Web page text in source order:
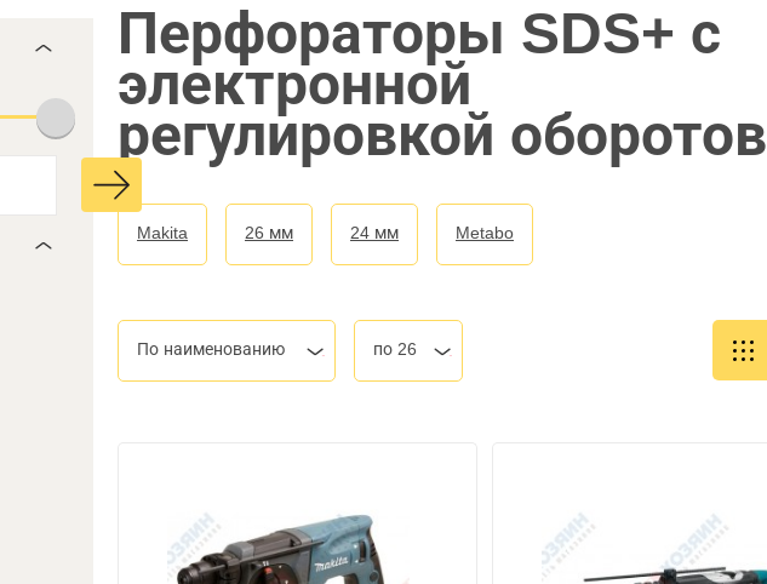
Перфораторы SDS+ с
электронной
регулировкой оборотов
Makita 26 мм 24 мм Metabo
По наименованию по 26